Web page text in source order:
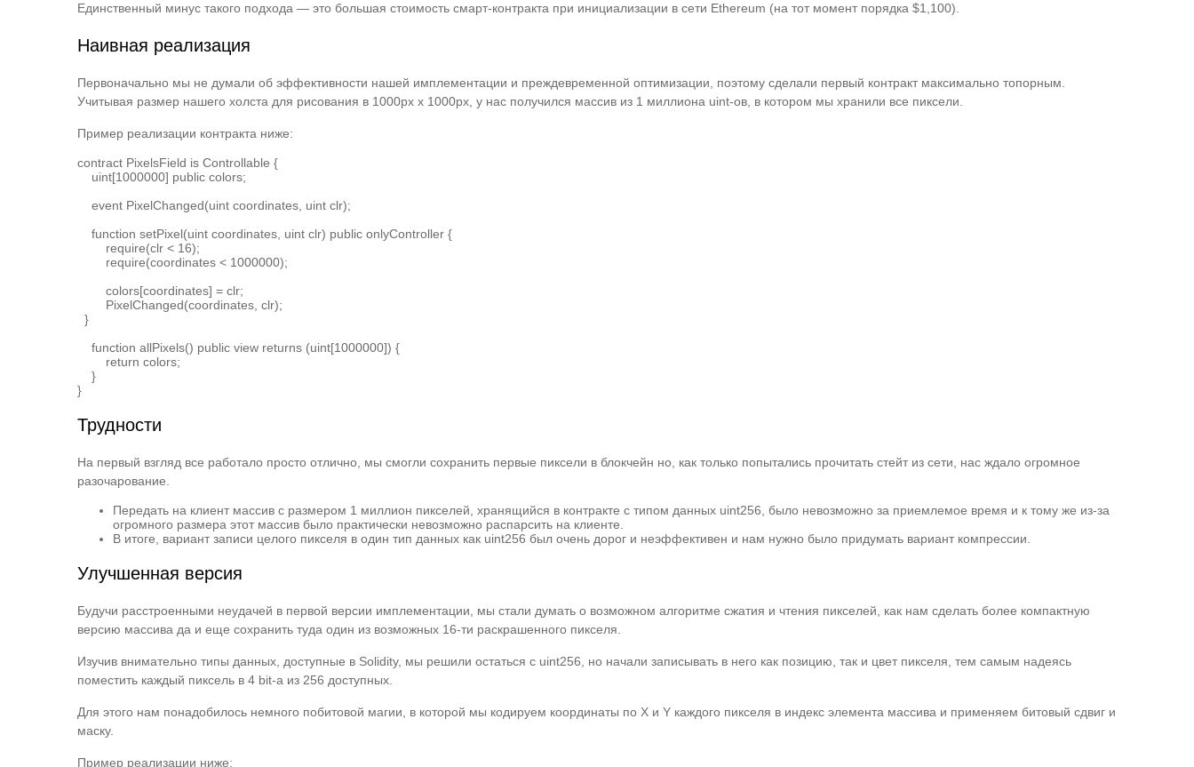
Единственный минус такого подхода — это большая стоимость смарт-контракта при инициализации в сети Ethereum (на тот момент порядка $1,100).
Наивная реализация
Первоначально мы не думали об эффективности нашей имплементации и преждевременной оптимизации, поэтому сделали первый контракт максимально топорным.
Учитывая размер нашего холста для рисования в 1000px x 1000px, у нас получился массив из 1 миллиона uint-ов, в котором мы хранили все пиксели.
Пример реализации контракта ниже:
contract PixelsField is Controllable {
    uint[1000000] public colors;
    event PixelChanged(uint coordinates, uint clr);
    function setPixel(uint coordinates, uint clr) public onlyController {
        require(clr < 16);
        require(coordinates < 1000000);
        colors[coordinates] = clr;
        PixelChanged(coordinates, clr);
  }
    function allPixels() public view returns (uint[1000000]) {
        return colors;
    }
}
Трудности
На первый взгляд все работало просто отлично, мы смогли сохранить первые пиксели в блокчейн но, как только попытались прочитать стейт из сети, нас ждало огромное
разочарование.
Передать на клиент массив с размером 1 миллион пикселей, хранящийся в контракте с типом данных uint256, было невозможно за приемлемое время и к тому же из-за
огромного размера этот массив было практически невозможно распарсить на клиенте.
В итоге, вариант записи целого пикселя в один тип данных как uint256 был очень дорог и неэффективен и нам нужно было придумать вариант компрессии.
Улучшенная версия
Будучи расстроенными неудачей в первой версии имплементации, мы стали думать о возможном алгоритме сжатия и чтения пикселей, как нам сделать более компактную
версию массива да и еще сохранить туда один из возможных 16-ти раскрашенного пикселя.
Изучив внимательно типы данных, доступные в Solidity, мы решили остаться с uint256, но начали записывать в него как позицию, так и цвет пикселя, тем самым надеясь
поместить каждый пиксель в 4 bit-а из 256 доступных.
Для этого нам понадобилось немного побитовой магии, в которой мы кодируем координаты по X и Y каждого пикселя в индекс элемента массива и применяем битовый сдвиг и
маску.
Пример реализации ниже: